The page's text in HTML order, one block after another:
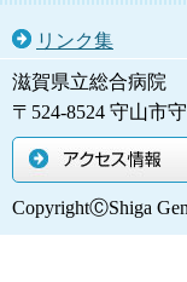
リンク集
滋賀県立総合病院
〒524-8524 守山市
アクセス情報
CopyrightⒸShiga